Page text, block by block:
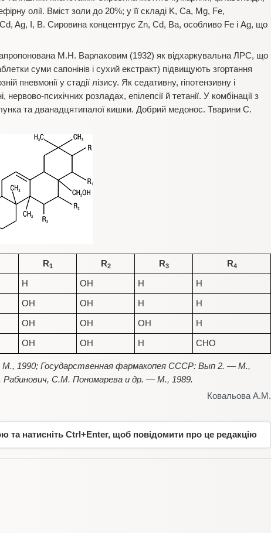
олії. Вміст золи до 20%; у її складі K, Ca, Mg, Fe,
Ag, I, B. Сировина концентрує Zn, Cd, Ba, особливо Fe і Ag, що
М.Н. Варлаковим (1932) як відхаркувальна ЛРС, що
суми сапонінів і сухий екстракт) підвищують згортання
пневмонії у стадії лізису. Як седативну, гіпотензивну і
психічних розладах, епілепсії й тетанії. У комбінації з
та дванадцятипалої кишки. Добрий медонос. Тварини С.
R1 R2 R3 R4
H OH H H
OH OH H H
OH OH OH H
OH OH H CHO
1990; Государственная фармакопея СССР: Вып 2. — М.,
С.М. Пономарева и др. — М., 1989.
Ковальова А.М.
та натисніть Ctrl+Enter, щоб повідомити про це редакцію